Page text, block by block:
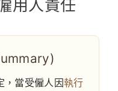
用人責任
，當受僱人因執行